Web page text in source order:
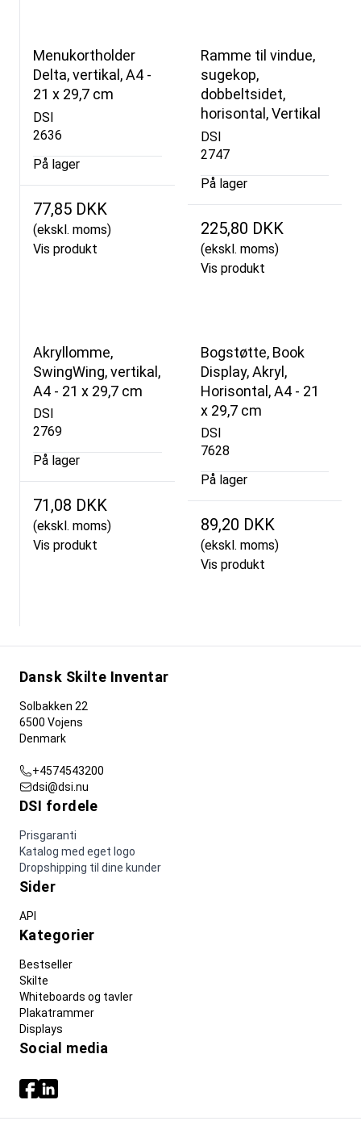
Menukortholder
Delta, vertikal, A4 -
21 x 29,7 cm
DSI
2636
På lager
77,85 DKK
(ekskl. moms)
Vis produkt
Ramme til vindue,
sugekop,
dobbeltsidet,
horisontal, Vertikal
DSI
2747
På lager
225,80 DKK
(ekskl. moms)
Vis produkt
Akryllomme,
SwingWing, vertikal,
A4 - 21 x 29,7 cm
DSI
2769
På lager
71,08 DKK
(ekskl. moms)
Vis produkt
Bogstøtte, Book
Display, Akryl,
Horisontal, A4 - 21
x 29,7 cm
DSI
7628
På lager
89,20 DKK
(ekskl. moms)
Vis produkt
Dansk Skilte Inventar
Solbakken 22
6500 Vojens
Denmark
+4574543200
dsi@dsi.nu
DSI fordele
Prisgaranti
Katalog med eget logo
Dropshipping til dine kunder
Sider
API
Kategorier
Bestseller
Skilte
Whiteboards og tavler
Plakatrammer
Displays
Social media